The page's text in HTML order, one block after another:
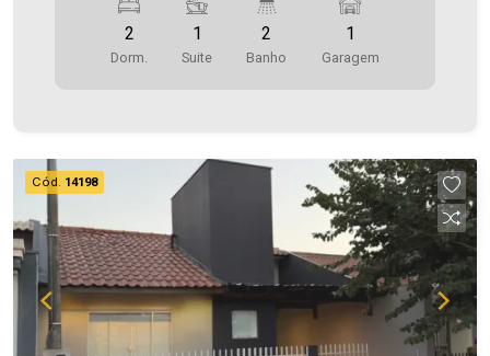
opções! Casa Localizada no Jardim Coopagro. O
Imóvel conta com: - Sala de Estar - Cozinha - 01
Suíte - 02 Quartos - 02 Banheiros (social e suíte)
A hora de encontrar o seu novo lar É AGORA!
Imobiliária Ativa, sinta-se em casa!
2
Dorm.
1
Suite
2
Banho
1
Garagem
Cód. 14198